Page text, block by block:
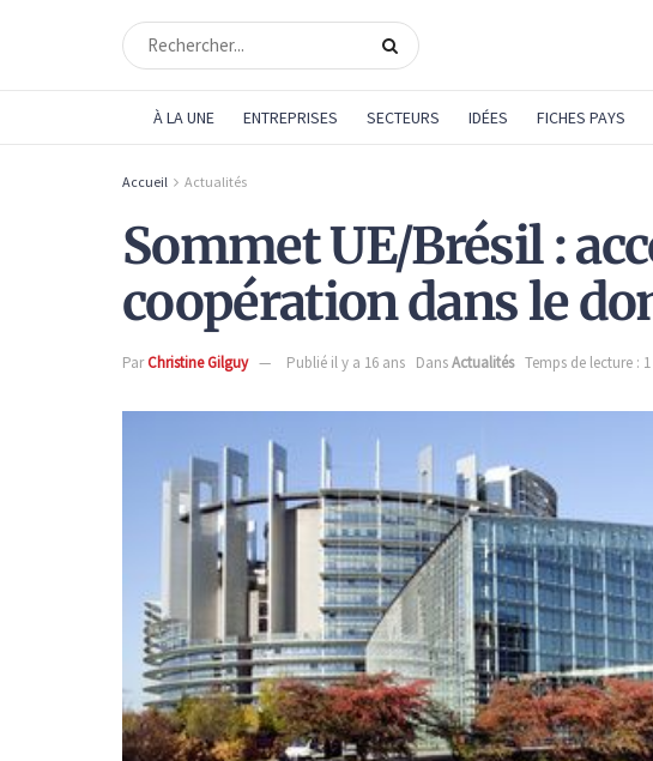
À LA UNE ENTREPRISES SECTEURS IDÉES FICHES PAYS
Accueil Actualités
Sommet UE/Brésil :
coopération dans le
ParChristine Gilguy Publié il y a 16 ans DansActualités Temps de lecture :